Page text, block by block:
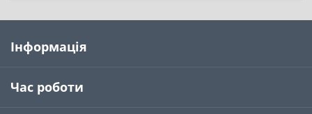
Інформація
Час роботи